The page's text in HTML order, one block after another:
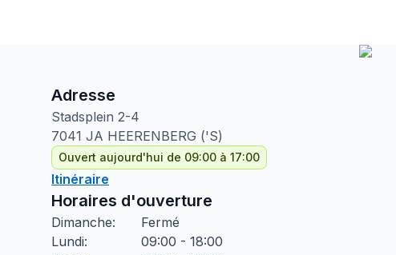
Adresse
Stadsplein 2-4
7041 JA HEERENBERG ('S)
Ouvert aujourd'hui de 09:00 à 17:00
Itinéraire
Horaires d'ouverture
Dimanche:
Fermé
Lundi:
09:00 - 18:00